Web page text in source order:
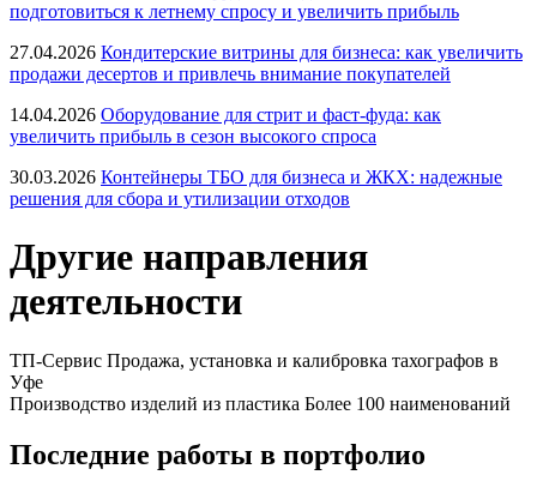
подготовиться к летнему спросу и увеличить прибыль
27.04.2026 Кондитерские витрины для бизнеса: как увеличить
продажи десертов и привлечь внимание покупателей
14.04.2026 Оборудование для стрит и фаст-фуда: как
увеличить прибыль в сезон высокого спроса
30.03.2026 Контейнеры ТБО для бизнеса и ЖКХ: надежные
решения для сбора и утилизации отходов
Другие направления
деятельности
ТП-Сервис Продажа, установка и калибровка тахографов в
Уфе
Производство изделий из пластика Более 100 наименований
Последние работы в портфолио